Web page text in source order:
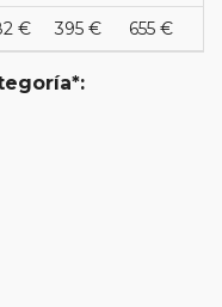
€ 395 € 655 €